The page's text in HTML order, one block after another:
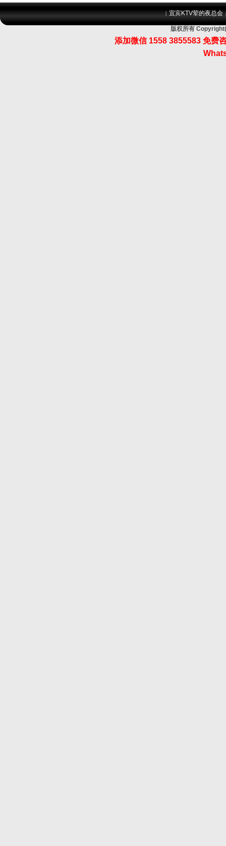
|宜宾KTV荤的夜总会
版权所有
添加微信 1558 3855583 免费